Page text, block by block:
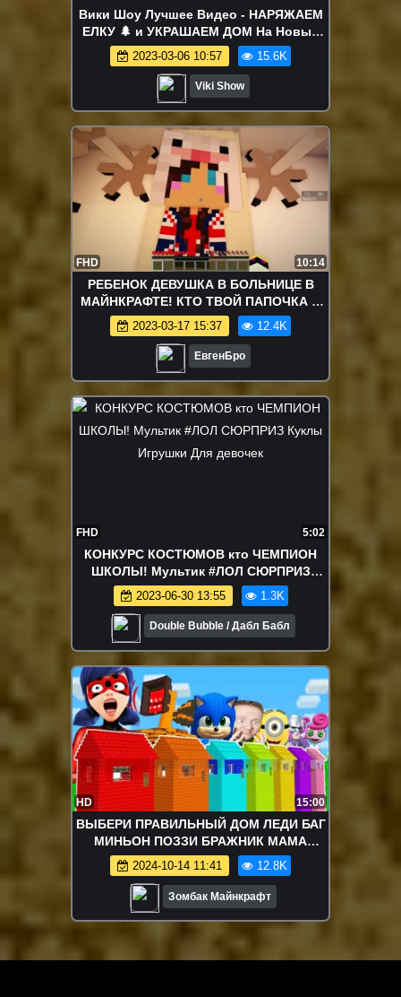
Вики Шоу Лучшее Видео - НАРЯЖАЕМ
ЕЛКУ 🌲 и УКРАШАЕМ ДОМ На Новый
ГОД / Вики Шоу
2023-03-06 10:57 15.6K
Viki Show
FHD 10:14
РЕБЕНОК ДЕВУШКА В БОЛЬНИЦЕ В
МАЙНКРАФТЕ! КТО ТВОЙ ПАПОЧКА В
MINECRAFT! ДЕТИ В МАЙНКРАФТ! МИР
ДЕТЕЙ!
2023-03-17 15:37 12.4K
ЕвгенБро
FHD 5:02
КОНКУРС КОСТЮМОВ кто ЧЕМПИОН
ШКОЛЫ! Мультик #ЛОЛ СЮРПРИЗ
Куклы Игрушки Для девочек
2023-06-30 13:55 1.3K
Double Bubble / Дабл Бабл
HD 15:00
ВЫБЕРИ ПРАВИЛЬНЫЙ ДОМ ЛЕДИ БАГ
МИНЬОН ПОЗЗИ БРАЖНИК МАМА
ДЛИННЫЕ НОГИ СИРЕНОГОЛОВЫЙ В
МАЙНКРАФТ
2024-10-14 11:41 12.8K
Зомбак Майнкрафт